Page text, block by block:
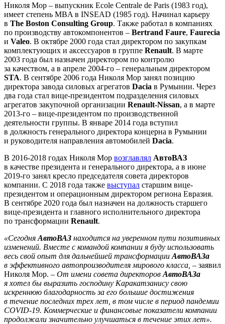
Николя Мор – выпускник Ecole Centrale de Paris (1983 год),
имеет степень MBA в INSEAD (1985 год). Начинал карьеру
в The Boston Consulting Group. Также работал в компаниях
по производству автокомпонентов – Bertrand Faure, Faurecia
и Valeo. В октябре 2000 года стал директором по закупкам
комплектующих и аксессуаров в группе Renault. В марте
2003 года был назначен директором по контролю
за качеством, а в апреле 2004-го – генеральным директором
STA. В сентябре 2006 года Николя Мор занял позицию
директора завода силовых агрегатов Dacia в Румынии. Через
два года стал вице-президентом подразделения силовых
агрегатов закупочной организации Renault-Nissan, а в марте
2013-го – вице-президентом по производственной
деятельности группы. В январе 2014 года вступил
в должность генерального директора концерна в Румынии
и руководителя направления автомобилей Dacia.
В 2016-2018 годах Николя Мор возглавлял АвтоВАЗ
в качестве президента и генерального директора, а в июне
2019-го занял кресло председателя совета директоров
компании. С 2018 года также выступал старшим вице-
президентом и операционным директором региона Евразия.
В сентябре 2020 года был назначен на должность старшего
вице-президента и главного исполнительного директора
по трансформации Renault.
«Сегодня АвтоВАЗ находится на уверенном пути позитивных
изменений. Вместе с командой компании я буду использовать
весь свой опыт для дальнейшей трансформации АвтоВАЗа
в эффективного автопроизводителя мирового класса, – заявил
Николя Мор. – От имени совета директоров АвтоВАЗа
я хотел бы выразить господину Каракатзанису свою
искреннюю благодарность за его большие достижения
в течение последних трех лет, в том числе в период пандемии
COVID-19. Коммерческие и финансовые показатели компании
продолжали значительно улучшаться в течение этих лет».